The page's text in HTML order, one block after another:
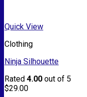
Quick View
Clothing
Ninja Silhouette
Rated 4.00 out of 5
$29.00